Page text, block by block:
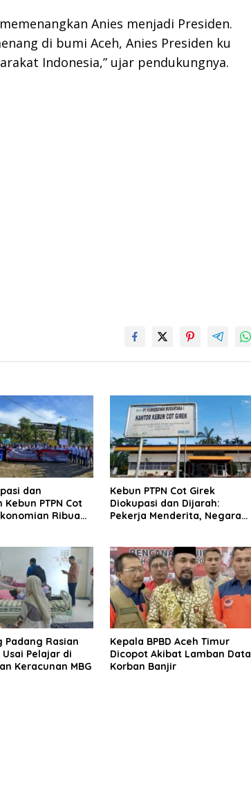
Anies menjadi Presiden.
di bumi Aceh, Anies Presiden ku
Indonesia,” ujar pendukungnya.
dan
PTPN Cot
Ribuan
Kebun PTPN Cot Girek
Diokupasi dan Dijarah:
Pekerja Menderita, Negara
Padang Rasian
Pelajar di
Keracunan MBG
Kepala BPBD Aceh Timur
Dicopot Akibat Lamban Data
Korban Banjir